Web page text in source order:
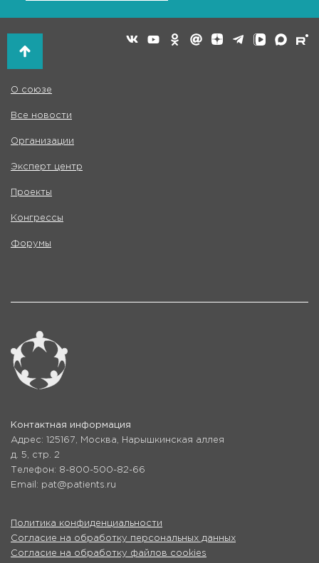
О союзе
Все новости
Организации
Эксперт центр
Проекты
Конгрессы
Форумы
Контактная информация
Адрес: 125167, Москва, Нарышкинская аллея
д. 5, стр. 2
Телефон: 8-800-500-82-66
Email: pat@patients.ru
Политика конфиденциальности
Согласие на обработку персональных данных
Согласие на обработку файлов cookies